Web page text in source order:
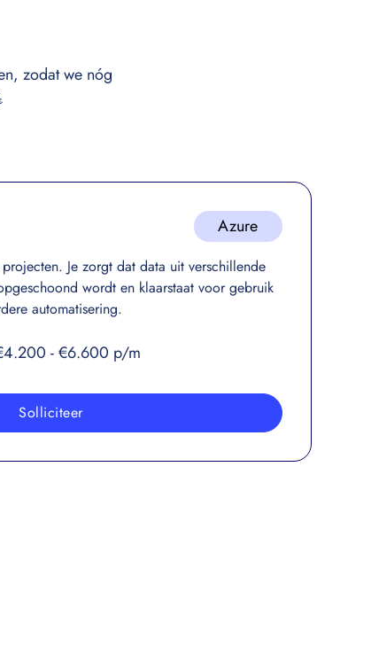
zodat we nóg
Azure
Je zorgt dat data uit verschillende
wordt en klaarstaat voor gebruik
automatisering.
- €6.600 p/m
Solliciteer